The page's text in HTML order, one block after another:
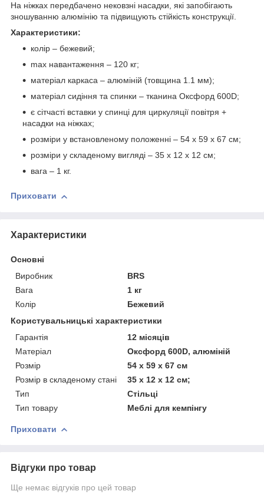
На ніжках передбачено нековзні насадки, які запобігають
зношуванню алюмінію та підвищують стійкість конструкції.
Характеристики:
колір – бежевий;
max навантаження – 120 кг;
матеріал каркаса – алюміній (товщина 1.1 мм);
матеріал сидіння та спинки – тканина Оксфорд 600D;
є сітчасті вставки у спинці для циркуляції повітря +
насадки на ніжках;
розміри у встановленому положенні – 54 х 59 х 67 см;
розміри у складеному вигляді – 35 х 12 х 12 см;
вага – 1 кг.
Приховати
Характеристики
Основні
Виробник
BRS
Вага
1 кг
Колір
Бежевий
Користувальницькі характеристики
Гарантія
12 місяців
Матеріал
Оксфорд 600D, алюміній
Розмір
54 х 59 х 67 см
Розмір в складеному стані
35 х 12 х 12 см;
Тип
Стільці
Тип товару
Меблі для кемпінгу
Приховати
Відгуки про товар
Ще немає відгуків про цей товар